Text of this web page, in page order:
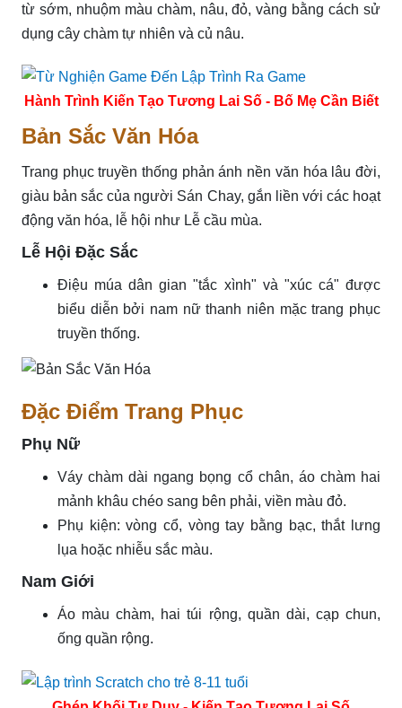
từ sớm, nhuộm màu chàm, nâu, đỏ, vàng bằng cách sử
dụng cây chàm tự nhiên và củ nâu.
Hành Trình Kiến Tạo Tương Lai Số - Bố Mẹ Cần Biết
Bản Sắc Văn Hóa
Trang phục truyền thống phản ánh nền văn hóa lâu đời,
giàu bản sắc của người Sán Chay, gắn liền với các hoạt
động văn hóa, lễ hội như Lễ cầu mùa.
Lễ Hội Đặc Sắc
Điệu múa dân gian "tắc xình" và "xúc cá" được
biểu diễn bởi nam nữ thanh niên mặc trang phục
truyền thống.
Đặc Điểm Trang Phục
Phụ Nữ
Váy chàm dài ngang bọng cổ chân, áo chàm hai
mảnh khâu chéo sang bên phải, viền màu đỏ.
Phụ kiện: vòng cổ, vòng tay bằng bạc, thắt lưng
lụa hoặc nhiễu sắc màu.
Nam Giới
Áo màu chàm, hai túi rộng, quần dài, cạp chun,
ống quần rộng.